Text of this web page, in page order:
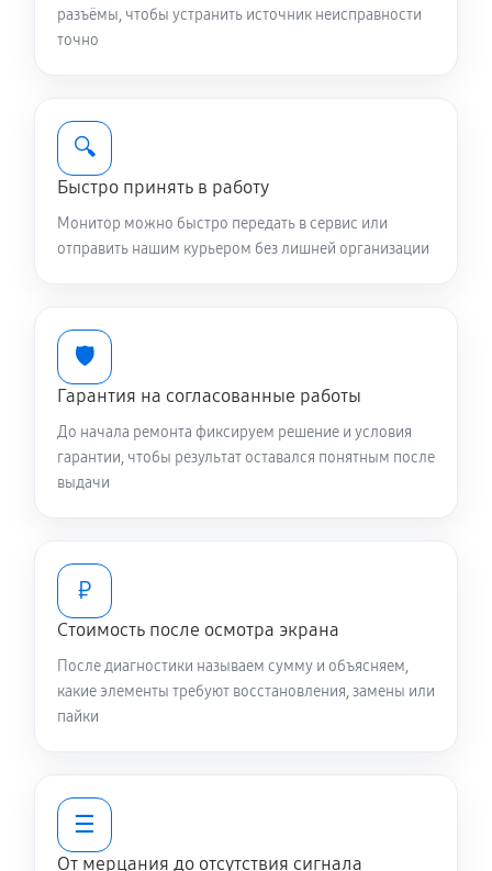
разъёмы, чтобы устранить источник неисправности
точно
🔍
Быстро принять в работу
Монитор можно быстро передать в сервис или
отправить нашим курьером без лишней организации
🛡️
Гарантия на согласованные работы
До начала ремонта фиксируем решение и условия
гарантии, чтобы результат оставался понятным после
выдачи
₽
Стоимость после осмотра экрана
После диагностики называем сумму и объясняем,
какие элементы требуют восстановления, замены или
пайки
☰
От мерцания до отсутствия сигнала